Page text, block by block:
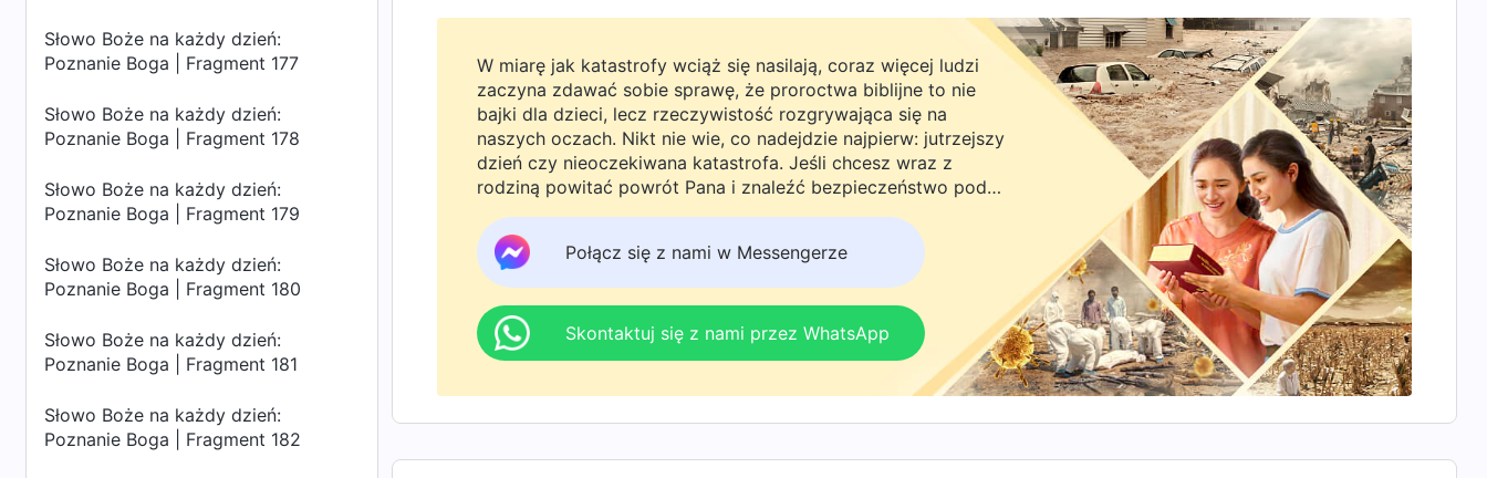
Słowo Boże na każdy dzień:
Poznanie Boga | Fragment 177
Słowo Boże na każdy dzień:
Poznanie Boga | Fragment 178
Słowo Boże na każdy dzień:
Poznanie Boga | Fragment 179
Słowo Boże na każdy dzień:
Poznanie Boga | Fragment 180
Słowo Boże na każdy dzień:
Poznanie Boga | Fragment 181
Słowo Boże na każdy dzień:
Poznanie Boga | Fragment 182
W miarę jak katastrofy wciąż się nasilają, coraz więcej ludzi
zaczyna zdawać sobie sprawę, że proroctwa biblijne to nie
bajki dla dzieci, lecz rzeczywistość rozgrywająca się na
naszych oczach. Nikt nie wie, co nadejdzie najpierw: jutrzejszy
dzień czy nieoczekiwana katastrofa. Jeśli chcesz wraz z
rodziną powitać powrót Pana i znaleźć bezpieczeństwo pod
Bożą ochroną, kliknij WhatsAppa lub Messengera, aby dołączyć
do naszej grupy studyjnej. Nie odkładaj tego do jutra.
Połącz się z nami w Messengerze
Skontaktuj się z nami przez WhatsApp